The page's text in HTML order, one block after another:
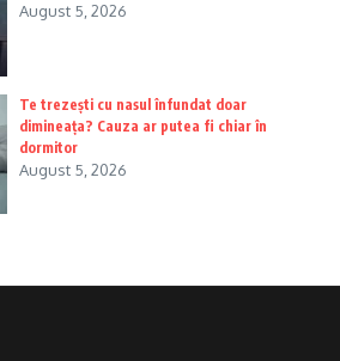
August 5, 2026
Te trezești cu nasul înfundat doar
dimineața? Cauza ar putea fi chiar în
dormitor
August 5, 2026